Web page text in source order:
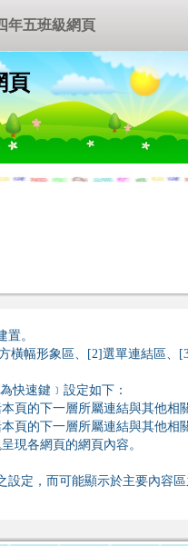
頁
。
橫幅形象區、[2]選單連結區、
快速鍵﹞設定如下：
頁的下一層所屬連結與其他相
頁的下一層所屬連結與其他相
現各網頁的網頁內容。
定，而可能顯示於主要內容
年五班級網頁